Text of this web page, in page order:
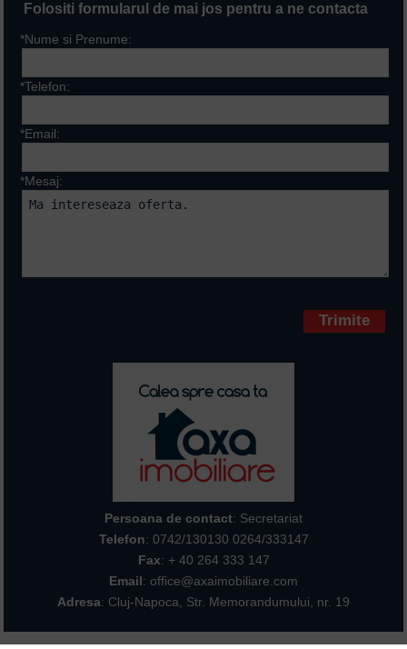
Folositi formularul de mai jos pentru a ne contacta
*Nume si Prenume:
*Telefon:
*Email:
*Mesaj:
Persoana de contact: Secretariat
Telefon: 0742/130130 0264/333147
Fax: + 40 264 333 147
Email: office@axaimobiliare.com
Adresa: Cluj-Napoca, Str. Memorandumului, nr. 19